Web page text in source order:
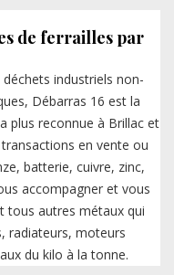
de ferrailles par
industriels non-
Débarras 16 est la
plus reconnue à Brillac et
en vente ou
batterie, cuivre, zinc,
accompagner et vous
tous autres métaux qui
radiateurs, moteurs
du kilo à la tonne.